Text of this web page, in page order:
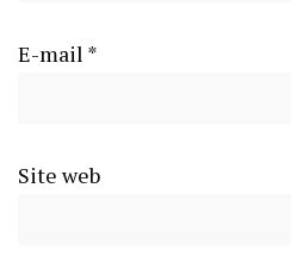
E-mail *
Site web